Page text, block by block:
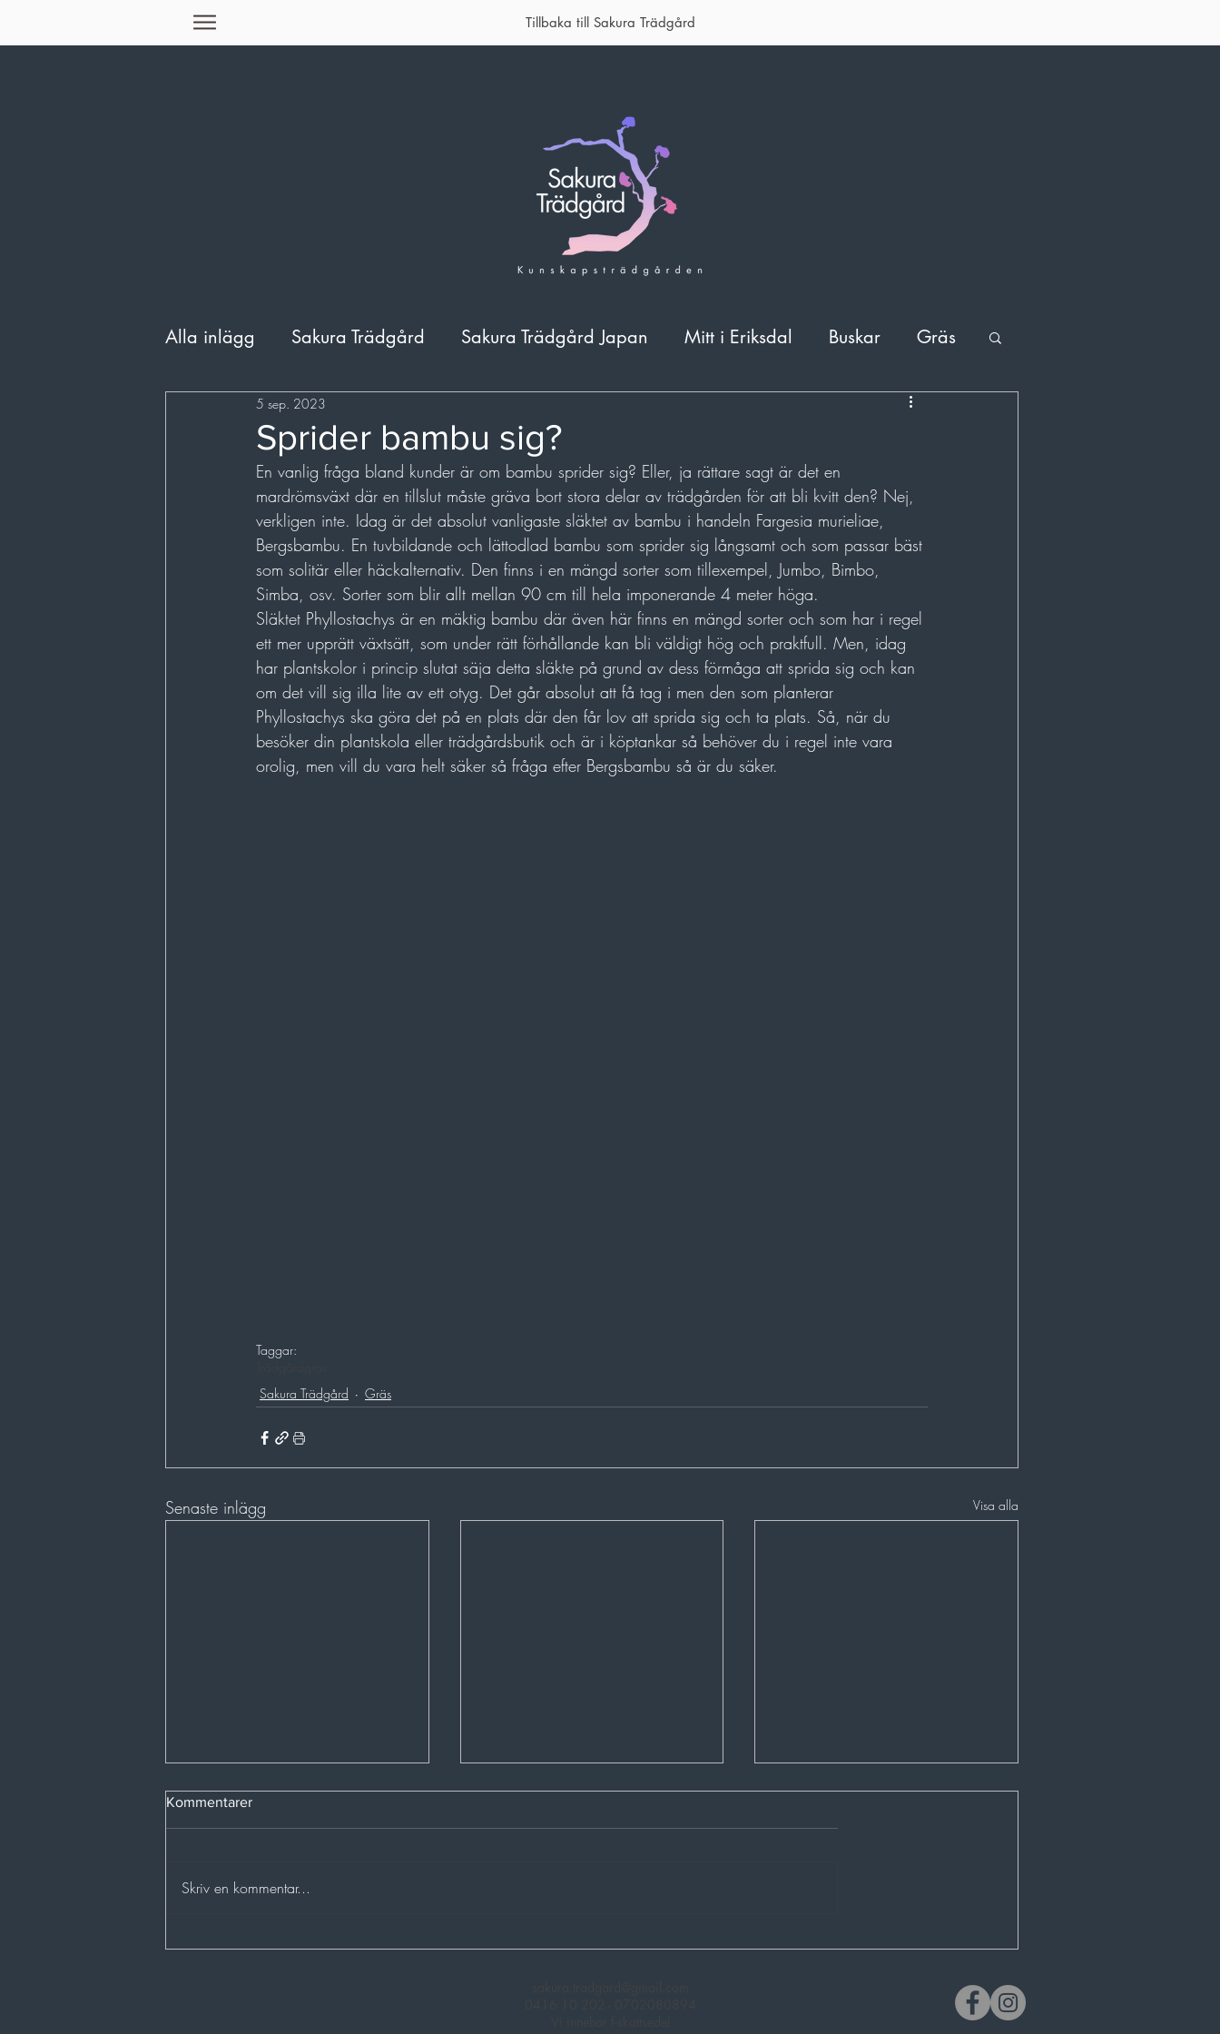
Tillbaka till Sakura Trädgård
Alla inlägg Sakura Trädgård Sakura Trädgård Japan Mitt i Eriksdal Buskar Gräs
Odling
Sprider bambu sig?
5 sep. 2023
En vanlig fråga bland kunder är om bambu sprider sig? Eller, ja rättare sagt är det en
mardrömsväxt där en tillslut måste gräva bort stora delar av trädgården för att bli kvitt den? Nej,
verkligen inte. Idag är det absolut vanligaste släktet av bambu i handeln Fargesia murieliae,
Bergsbambu. En tuvbildande och lättodlad bambu som sprider sig långsamt och som passar bäst
som solitär eller häckalternativ. Den finns i en mängd sorter som tillexempel, Jumbo, Bimbo,
Simba, osv. Sorter som blir allt mellan 90 cm till hela imponerande 4 meter höga.
Släktet Phyllostachys är en mäktig bambu där även här finns en mängd sorter och som har i regel
ett mer upprätt växtsätt, som under rätt förhållande kan bli väldigt hög och praktfull. Men, idag
har plantskolor i princip slutat säja detta släkte på grund av dess förmåga att sprida sig och kan
om det vill sig illa lite av ett otyg. Det går absolut att få tag i men den som planterar
Phyllostachys ska göra det på en plats där den får lov att sprida sig och ta plats. Så, när du
besöker din plantskola eller trädgårdsbutik och är i köptankar så behöver du i regel inte vara
orolig, men vill du vara helt säker så fråga efter Bergsbambu så är du säker.
Taggar:
Sakura Trädgård
Gräs
Senaste inlägg Visa alla
Kommentarer
Skriv en kommentar...